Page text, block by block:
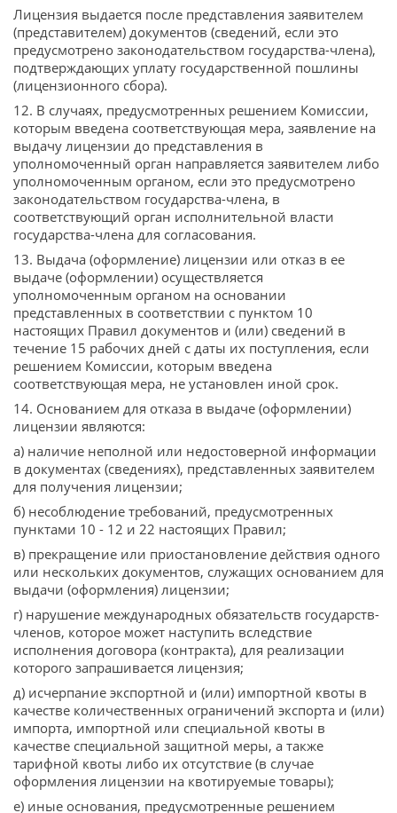
Лицензия выдается после представления заявителем
(представителем) документов (сведений, если это
предусмотрено законодательством государства-члена),
подтверждающих уплату государственной пошлины
(лицензионного сбора).
12. В случаях, предусмотренных решением Комиссии,
которым введена соответствующая мера, заявление на
выдачу лицензии до представления в
уполномоченный орган направляется заявителем либо
уполномоченным органом, если это предусмотрено
законодательством государства-члена, в
соответствующий орган исполнительной власти
государства-члена для согласования.
13. Выдача (оформление) лицензии или отказ в ее
выдаче (оформлении) осуществляется
уполномоченным органом на основании
представленных в соответствии с пунктом 10
настоящих Правил документов и (или) сведений в
течение 15 рабочих дней с даты их поступления, если
решением Комиссии, которым введена
соответствующая мера, не установлен иной срок.
14. Основанием для отказа в выдаче (оформлении)
лицензии являются:
а) наличие неполной или недостоверной информации
в документах (сведениях), представленных заявителем
для получения лицензии;
б) несоблюдение требований, предусмотренных
пунктами 10 - 12 и 22 настоящих Правил;
в) прекращение или приостановление действия одного
или нескольких документов, служащих основанием для
выдачи (оформления) лицензии;
г) нарушение международных обязательств государств-
членов, которое может наступить вследствие
исполнения договора (контракта), для реализации
которого запрашивается лицензия;
д) исчерпание экспортной и (или) импортной квоты в
качестве количественных ограничений экспорта и (или)
импорта, импортной или специальной квоты в
качестве специальной защитной меры, а также
тарифной квоты либо их отсутствие (в случае
оформления лицензии на квотируемые товары);
е) иные основания, предусмотренные решением